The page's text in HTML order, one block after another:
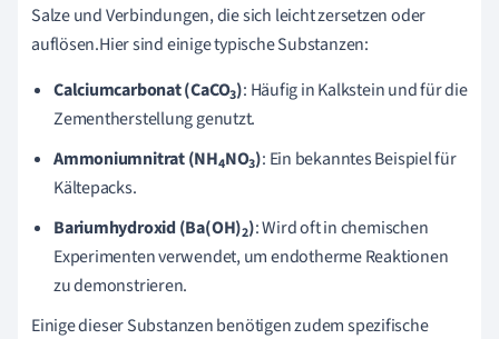
Salze und Verbindungen, die sich leicht zersetzen oder
auflösen.Hier sind einige typische Substanzen:
Calciumcarbonat (CaCO3): Häufig in Kalkstein und für die
Zementherstellung genutzt.
Ammoniumnitrat (NH4NO3): Ein bekanntes Beispiel für
Kältepacks.
Bariumhydroxid (Ba(OH)2): Wird oft in chemischen
Experimenten verwendet, um endotherme Reaktionen
zu demonstrieren.
Einige dieser Substanzen benötigen zudem spezifische